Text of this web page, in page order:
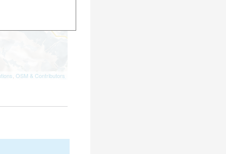
OSM & Contributors